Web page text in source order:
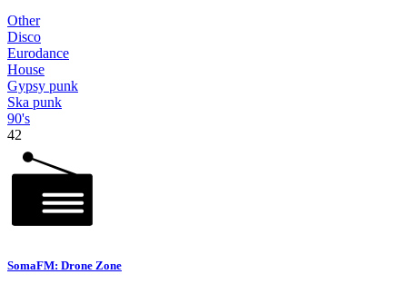
Other
Disco
Eurodance
House
Gypsy punk
Ska punk
90's
42
SomaFM: Drone Zone